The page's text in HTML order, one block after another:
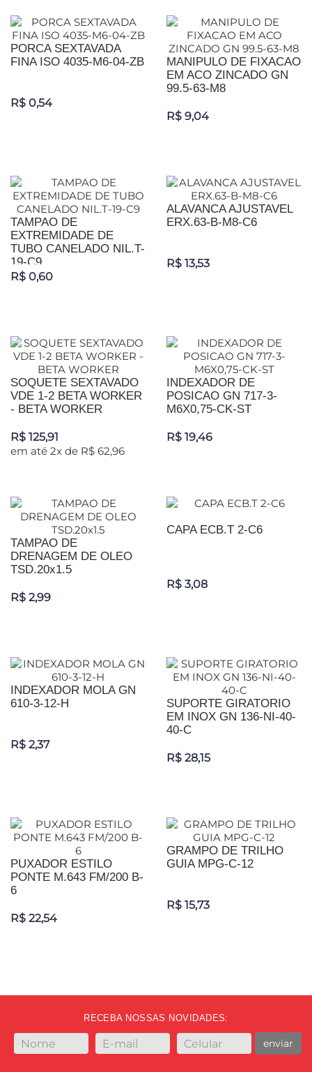
PORCA SEXTAVADA
FINA ISO 4035-M6-04-ZB
R$ 0,54
MANIPULO DE FIXACAO
EM ACO ZINCADO GN
99.5-63-M8
R$ 9,04
TAMPAO DE
EXTREMIDADE DE
TUBO CANELADO NIL.T-
19-C9
R$ 0,60
ALAVANCA AJUSTAVEL
ERX.63-B-M8-C6
R$ 13,53
SOQUETE SEXTAVADO
VDE 1-2 BETA WORKER
- BETA WORKER
R$ 125,91
em até 2x de R$ 62,96
INDEXADOR DE
POSICAO GN 717-3-
M6X0,75-CK-ST
R$ 19,46
TAMPAO DE
DRENAGEM DE OLEO
TSD.20x1.5
R$ 2,99
CAPA ECB.T 2-C6
R$ 3,08
INDEXADOR MOLA GN
610-3-12-H
R$ 2,37
SUPORTE GIRATORIO
EM INOX GN 136-NI-40-
40-C
R$ 28,15
PUXADOR ESTILO
PONTE M.643 FM/200 B-
6
R$ 22,54
GRAMPO DE TRILHO
GUIA MPG-C-12
R$ 15,73
RECEBA NOSSAS NOVIDADES:
enviar